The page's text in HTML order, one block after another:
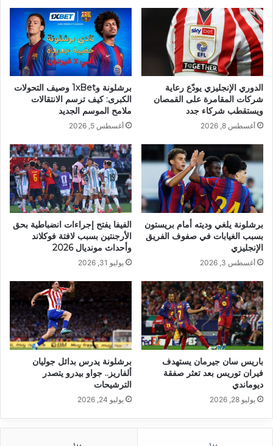
الدوري الإنجليزي يودّع رعاية
شركات المقامرة على القمصان
ويستقطب شركاء جدد
أغسطس 8, 2026
برشلونة و1xBet وصيف التحولات
الكبرى: كيف ترسم الانتقالات
ملامح الموسم الجديد
أغسطس 5, 2026
برشلونة يلغي وديته أمام بريستون
بسبب الغيابات في صفوف الفريق
الإنجليزي
أغسطس 3, 2026
الفيفا يفتح إجراءات انضباطية بحق
الأرجنتين بسبب لافتة فوكلاند
وأحداث مونديال 2026
يوليو 31, 2026
باريس سان جيرمان يستهدف
فيران توريس بعد تعثر صفقة
ديوماندي
يوليو 28, 2026
برشلونة يدرس بدائل جوليان
ألفاريز.. جواو بيدرو يتصدر
الترشيحات
يوليو 24, 2026